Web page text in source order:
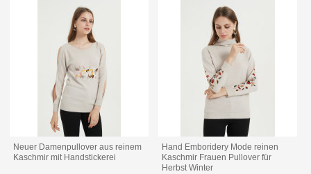
Neuer Damenpullover aus reinem
Kaschmir mit Handstickerei
Hand Emboridery Mode reinen
Kaschmir Frauen Pullover für
Herbst Winter